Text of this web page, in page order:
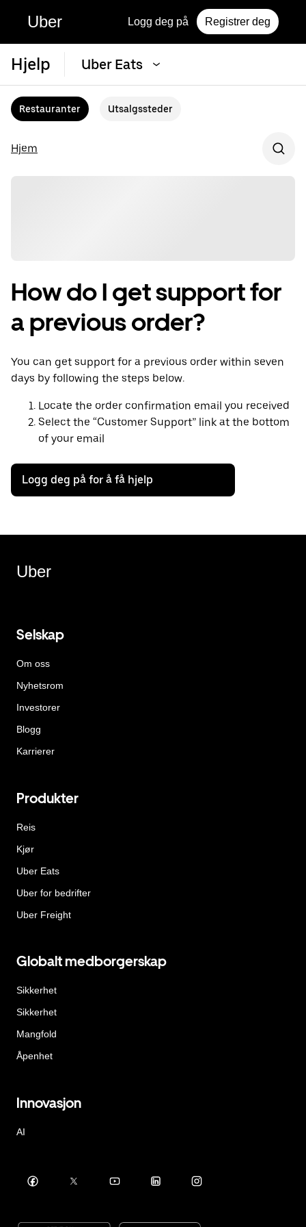
Uber Logg deg på Registrer deg
Hjelp Uber Eats
Restauranter Utsalgssteder
Hjem
How do I get support for
a previous order?
You can get support for a previous order within seven
days by following the steps below.
Locate the order confirmation email you received
Select the “Customer Support” link at the bottom
of your email
Logg deg på for å få hjelp
Uber
Selskap
Om oss
Nyhetsrom
Investorer
Blogg
Karrierer
Produkter
Reis
Kjør
Uber Eats
Uber for bedrifter
Uber Freight
Globalt medborgerskap
Sikkerhet
Sikkerhet
Mangfold
Åpenhet
Innovasjon
AI